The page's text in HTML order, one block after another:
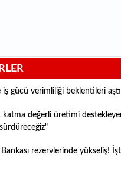
gücü verimliliği beklentileri aştı
sürdüreceğiz"